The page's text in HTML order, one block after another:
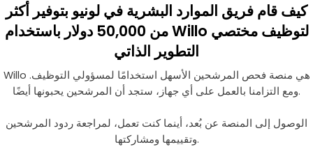
كيف قام فريق الموارد البشرية في لونيو بتوفير أكثر
من 50,000 دولار باستخدام Willo لتوظيف مختصي
التطوير الذاتي
Willo هي منصة فحص المرشحين الأسهل استخدامًا لمسؤولي التوظيف.
ومع التزامنا بالعمل على أي جهاز، ستجد أن المرشحين يحبونها أيضًا.
الوصول إلى المنصة عن بُعد، أينما كنت تعمل، لمراجعة ردود المرشحين
وتقييمها ومشاركتها.